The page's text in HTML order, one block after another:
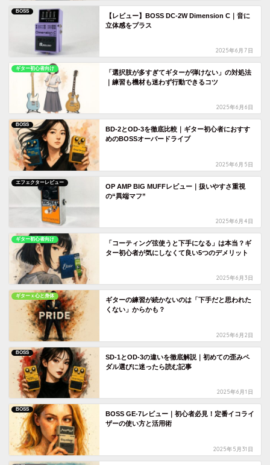
BOSS
【レビュー】BOSS DC-2W Dimension C｜音に
立体感をプラス
2025年6月7日
ギター初心者向け
「選択肢が多すぎてギターが弾けない」の対処法
｜練習も機材も迷わず行動できるコツ
2025年6月6日
BOSS
BD-2とOD-3を徹底比較｜ギター初心者におすす
めのBOSSオーバードライブ
2025年6月5日
エフェクターレビュー
OP AMP BIG MUFFレビュー｜扱いやすさ重視
の“異端マフ”
2025年6月4日
ギター初心者向け
「コーティング弦使うと下手になる」は本当？ギ
ター初心者が気にしなくて良い5つのデメリット
2025年6月3日
ギターｘ心と身体
ギターの練習が続かないのは「下手だと思われた
くない」からかも？
2025年6月2日
BOSS
SD-1とOD-3の違いを徹底解説｜初めての歪みペ
ダル選びに迷ったら読む記事
2025年6月1日
BOSS
BOSS GE-7レビュー｜初心者必見！定番イコライ
ザーの使い方と活用術
2025年5月31日